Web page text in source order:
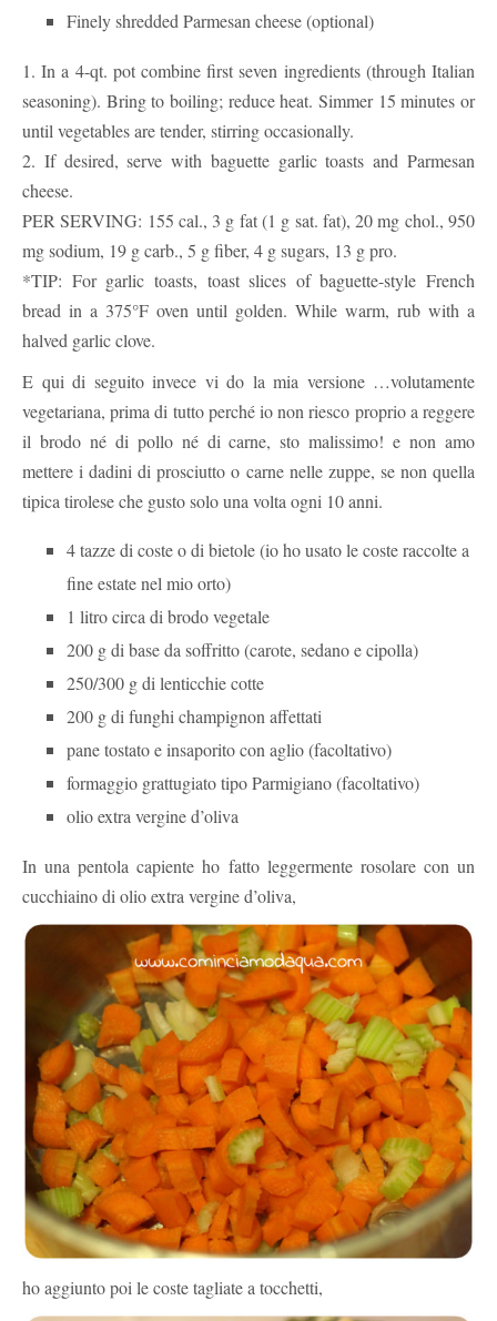
Finely shredded Parmesan cheese (optional)
1. In a 4-qt. pot combine first seven ingredients (through Italian
seasoning). Bring to boiling; reduce heat. Simmer 15 minutes or
until vegetables are tender, stirring occasionally.
2. If desired, serve with baguette garlic toasts and Parmesan
cheese.
PER SERVING: 155 cal., 3 g fat (1 g sat. fat), 20 mg chol., 950
mg sodium, 19 g carb., 5 g fiber, 4 g sugars, 13 g pro.
*TIP: For garlic toasts, toast slices of baguette-style French
bread in a 375°F oven until golden. While warm, rub with a
halved garlic clove.
E qui di seguito invece vi do la mia versione …volutamente
vegetariana, prima di tutto perché io non riesco proprio a reggere
il brodo né di pollo né di carne, sto malissimo! e non amo
mettere i dadini di prosciutto o carne nelle zuppe, se non quella
tipica tirolese che gusto solo una volta ogni 10 anni.
4 tazze di coste o di bietole (io ho usato le coste raccolte a
fine estate nel mio orto)
1 litro circa di brodo vegetale
200 g di base da soffritto (carote, sedano e cipolla)
250/300 g di lenticchie cotte
200 g di funghi champignon affettati
pane tostato e insaporito con aglio (facoltativo)
formaggio grattugiato tipo Parmigiano (facoltativo)
olio extra vergine d’oliva
In una pentola capiente ho fatto leggermente rosolare con un
cucchiaino di olio extra vergine d’oliva,
ho aggiunto poi le coste tagliate a tocchetti,